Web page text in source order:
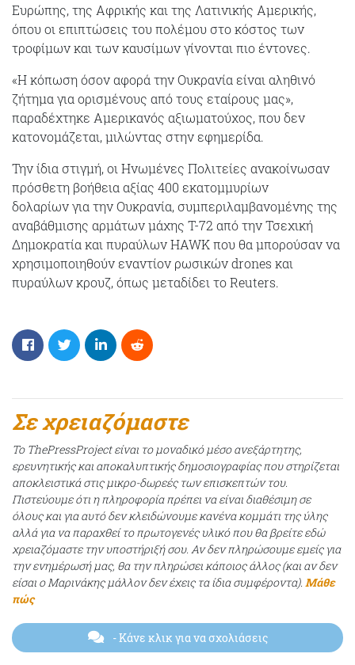
Ευρώπης, της Αφρικής και της Λατινικής Αμερικής,
όπου οι επιπτώσεις του πολέμου στο κόστος των
τροφίμων και των καυσίμων γίνονται πιο έντονες.
«Η κόπωση όσον αφορά την Ουκρανία είναι αληθινό
ζήτημα για ορισμένους από τους εταίρους μας»,
παραδέχτηκε Αμερικανός αξιωματούχος, που δεν
κατονομάζεται, μιλώντας στην εφημερίδα.
Την ίδια στιγμή, οι Ηνωμένες Πολιτείες ανακοίνωσαν
πρόσθετη βοήθεια αξίας 400 εκατομμυρίων
δολαρίων για την Ουκρανία, συμπεριλαμβανομένης της
αναβάθμισης αρμάτων μάχης T-72 από την Τσεχική
Δημοκρατία και πυραύλων HAWK που θα μπορούσαν να
χρησιμοποιηθούν εναντίον ρωσικών drones και
πυραύλων κρουζ, όπως μεταδίδει το Reuters.
Σε χρειαζόμαστε
Το ThePressProject είναι το μοναδικό μέσο ανεξάρτητης,
ερευνητικής και αποκαλυπτικής δημοσιογραφίας που στηρίζεται
αποκλειστικά στις μικρο-δωρεές των επισκεπτών του.
Πιστεύουμε ότι η πληροφορία πρέπει να είναι διαθέσιμη σε
όλους και για αυτό δεν κλειδώνουμε κανένα κομμάτι της ύλης
αλλά για να παραχθεί το πρωτογενές υλικό που θα βρείτε εδώ
χρειαζόμαστε την υποστήριξή σου. Αν δεν πληρώσουμε εμείς για
την ενημέρωσή μας, θα την πληρώσει κάποιος άλλος (και αν δεν
είσαι ο Μαρινάκης μάλλον δεν έχεις τα ίδια συμφέροντα). Μάθε
πώς
- Κάνε κλικ για να σχολιάσεις